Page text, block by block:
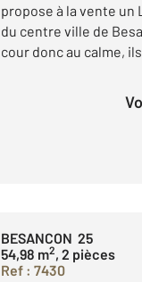
propose à la vente un
du centre ville de
cour donc au calme,
BESANCON 25
54,98 m2, 2 pièces
Ref : 7430